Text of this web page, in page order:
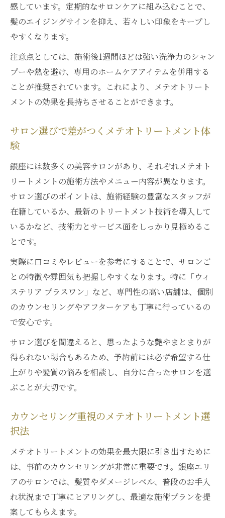
感しています。定期的なサロンケアに組み込むことで、
髪のエイジングサインを抑え、若々しい印象をキープし
やすくなります。
注意点としては、施術後1週間ほどは強い洗浄力のシャン
プーや熱を避け、専用のホームケアアイテムを併用する
ことが推奨されています。これにより、メテオトリート
メントの効果を長持ちさせることができます。
サロン選びで差がつくメテオトリートメント体
験
銀座には数多くの美容サロンがあり、それぞれメテオト
リートメントの施術方法やメニュー内容が異なります。
サロン選びのポイントは、施術経験の豊富なスタッフが
在籍しているか、最新のトリートメント技術を導入して
いるかなど、技術力とサービス面をしっかり見極めるこ
とです。
実際に口コミやレビューを参考にすることで、サロンご
との特徴や雰囲気も把握しやすくなります。特に「ウィ
ステリア プラスワン」など、専門性の高い店舗は、個別
のカウンセリングやアフターケアも丁寧に行っているの
で安心です。
サロン選びを間違えると、思ったような艶やまとまりが
得られない場合もあるため、予約前には必ず希望する仕
上がりや髪質の悩みを相談し、自分に合ったサロンを選
ぶことが大切です。
カウンセリング重視のメテオトリートメント選
択法
メテオトリートメントの効果を最大限に引き出すために
は、事前のカウンセリングが非常に重要です。銀座エリ
アのサロンでは、髪質やダメージレベル、普段のお手入
れ状況まで丁寧にヒアリングし、最適な施術プランを提
案してもらえます。